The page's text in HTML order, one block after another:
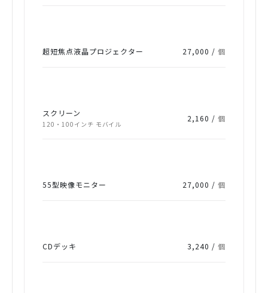
超短焦点液晶プロジェクター 27,000 /個
スクリーン
120・100インチ モバイル
2,160 /個
55型映像モニター 27,000 /個
CDデッキ 3,240 /個